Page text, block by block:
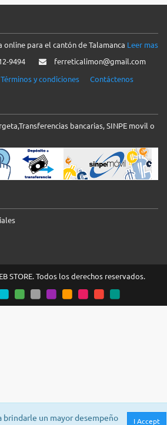
para el cantón de Talamanca Leer mas
9494
ferreticalimon@gmail.com
Términos y condiciones Contáctenos
bancarias, SINPE movil o
STORE. Todos los derechos reservados.
I Accept
brindarle un mayor desempeño